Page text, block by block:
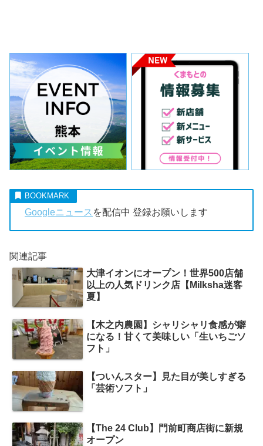
Googleニュース を配信中 登録お願いします
関連記事
大津イオンにオープン！世界500店舗
以上の人気ドリンク店【Milksha迷客
夏】
【木之内農園】シャリシャリ食感が癖
になる！甘くて美味しい「生いちごソ
フト」
【ついんスター】見た目が美しすぎる
「芸術ソフト」
【The 24 Club】門前町商店街に新規
オープン